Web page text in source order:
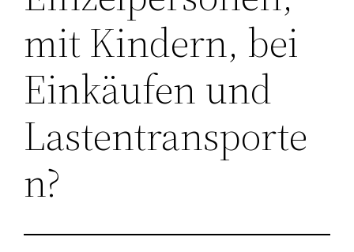
mit Kindern, bei
Einkäufen und
Lastentransporte
n?